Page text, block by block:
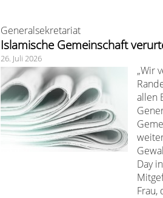
Generalsekretariat
Islamische Gemeinschaft
26. Juli 2026
„Wir
allen
Day
Frau,